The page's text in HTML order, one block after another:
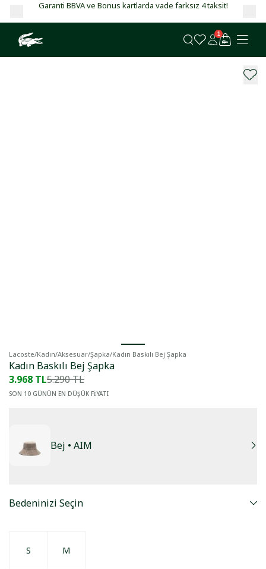
Garanti BBVA ve Bonus kartlarda vade farksız 4 taksit!
1
Lacoste/Kadın/Aksesuar/Şapka/Kadın Baskılı Bej Şapka
Kadın Baskılı Bej Şapka
3.968 TL5.290 TL
SON 10 GÜNÜN EN DÜŞÜK FİYATI
Bej • AIM
Bedeninizi Seçin
S M